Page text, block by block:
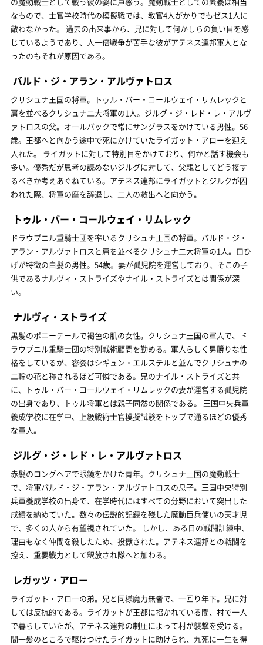
なもので、士官学校時代の模擬戦では、教官4人がかりでもゼス1人に
敵わなかった。 過去の出来事から、兄に対して何かしらの負い目を感
じているようであり、人一倍戦争が苦手な彼がアテネス連邦軍人とな
ったのもそれが原因である。
バルド・ジ・アラン・アルヴァトロス
クリシュナ王国の将軍。トゥル・バー・コールウェイ・リムレックと
肩を並べるクリシュナ二大将軍の1人。ジルグ・ジ・レド・レ・アルヴ
ァトロスの父。オールバックで常にサングラスをかけている男性。56
歳。王都へと向かう途中で死にかけていたライガット・アローを迎え
入れた。 ライガットに対して特別目をかけており、何かと話す機会も
多い。優秀だが思考の読めないジルグに対して、父親としてどう接す
るべきか考えあぐねている。アテネス連邦にライガットとジルクが囚
われた際、将軍の座を辞退し、二人の救出へと向かう。
トゥル・バー・コールウェイ・リムレック
ドラウプニル重騎士団を率いるクリシュナ王国の将軍。バルド・ジ・
アラン・アルヴァトロスと肩を並べるクリシュナ二大将軍の1人。口ひ
げが特徴の白髪の男性。54歳。妻が孤児院を運営しており、そこの子
供であるナルヴィ・ストライズやナイル・ストライズとは関係が深
い。
ナルヴィ・ストライズ
黒髪のポニーテールで褐色の肌の女性。クリシュナ王国の軍人で、ド
ラウプニル重騎士団の特別戦術顧問を勤める。軍人らしく男勝りな性
格をしているが、容姿はシギュン・エルステルと並んでクリシュナの
二輪の花と称されるほど可憐である。兄のナイル・ストライズと共
に、トゥル・バー・コールウェイ・リムレックの妻が運営する孤児院
の出身であり、トゥル将軍とは親子同然の関係である。 王国中央兵軍
養成学校に在学中、上級戦術士官模擬試験をトップで通るほどの優秀
な軍人。
ジルグ・ジ・レド・レ・アルヴァトロス
赤髪のロングヘアで眼鏡をかけた青年。クリシュナ王国の魔動戦士
で、将軍バルド・ジ・アラン・アルヴァトロスの息子。王国中央特別
兵軍養成学校の出身で、在学時代にはすべての分野において突出した
成績を納めていた。数々の伝説的記録を残した魔動巨兵使いの天才児
で、多くの人から有望視されていた。 しかし、ある日の戦闘訓練中、
理由もなく仲間を殺したため、投獄された。アテネス連邦との戦闘を
控え、重要戦力として釈放され隊へと加わる。
レガッツ・アロー
ライガット・アローの弟。兄と同様魔力無者で、一回り年下。兄に対
しては反抗的である。ライガットが王都に招かれている間、村で一人
で暮らしていたが、アテネス連邦の制圧によって村が襲撃を受ける。
間一髪のところで駆けつけたライガットに助けられ、九死に一生を得